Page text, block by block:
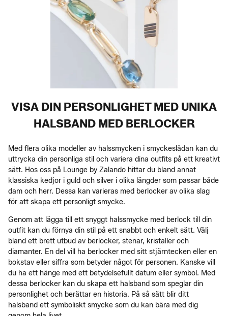
VISA DIN PERSONLIGHET MED UNIKA
HALSBAND MED BERLOCKER
Med flera olika modeller av halssmycken i smyckeslådan kan du
uttrycka din personliga stil och variera dina outfits på ett kreativt
sätt. Hos oss på Lounge by Zalando hittar du bland annat
klassiska kedjor i guld och silver i olika längder som passar både
dam och herr. Dessa kan varieras med berlocker av olika slag
för att skapa ett personligt smycke.
Genom att lägga till ett snyggt halssmycke med berlock till din
outfit kan du förnya din stil på ett snabbt och enkelt sätt. Välj
bland ett brett utbud av berlocker, stenar, kristaller och
diamanter. En del vill ha berlocker med sitt stjärntecken eller en
bokstav eller siffra som betyder något för personen. Kanske vill
du ha ett hänge med ett betydelsefullt datum eller symbol. Med
dessa berlocker kan du skapa ett halsband som speglar din
personlighet och berättar en historia. På så sätt blir ditt
halsband ett symboliskt smycke som du kan bära med dig